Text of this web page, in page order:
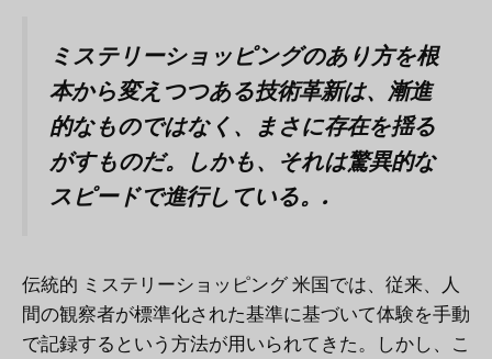
ミステリーショッピングのあり方を根
本から変えつつある技術革新は、漸進
的なものではなく、まさに存在を揺る
がすものだ。しかも、それは驚異的な
スピードで進行している。.
伝統的 ミステリーショッピング 米国では、従来、人
間の観察者が標準化された基準に基づいて体験を手動
で記録するという方法が用いられてきた。しかし、こ